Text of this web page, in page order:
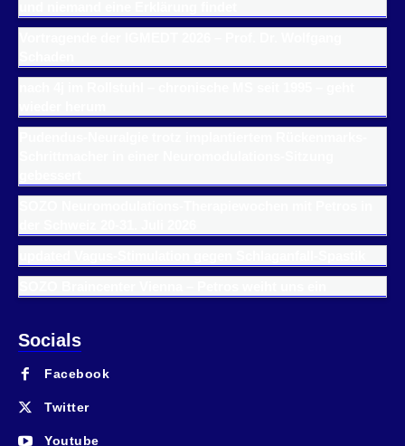
Socials
Facebook
Twitter
Youtube